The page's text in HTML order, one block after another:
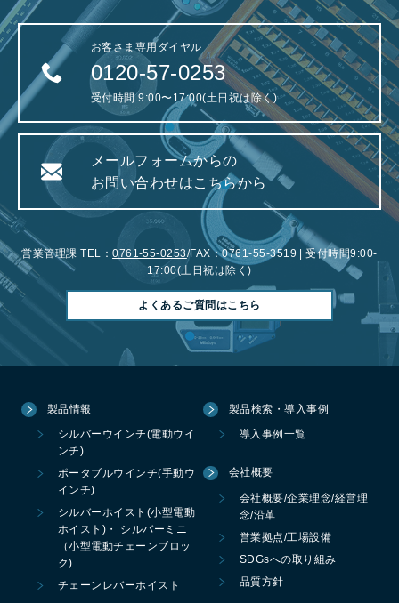
お客さま専用ダイヤル
0120-57-0253
受付時間 9:00〜17:00(土日祝は除く)
メールフォームからの
お問い合わせはこちらから
営業管理課 TEL：0761-55-0253/FAX：0761-55-3519 | 受付時間9:00-
17:00(土日祝は除く)
よくあるご質問はこちら
製品情報
シルバーウインチ(電動ウイ
ンチ)
ポータブルウインチ(手動ウ
インチ)
シルバーホイスト(小型電動
ホイスト)・ シルバーミニ
（小型電動チェーンブロッ
ク)
チェーンレバーホイスト
製品検索・導入事例
導入事例一覧
会社概要
会社概要/企業理念/経営理
念/沿革
営業拠点/工場設備
SDGsへの取り組み
品質方針